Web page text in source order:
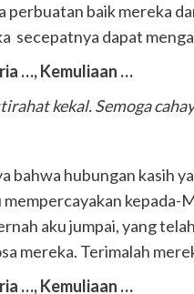
perbuatan baik mereka
secepatnya dapat
…,Kemuliaan …
kekal.Semoga
bahwa hubungan kasih
kepada-
aku jumpai, yang
mereka. Terimalah
…,Kemuliaan …